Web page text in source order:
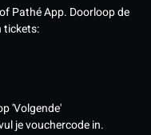
Pathé App. Doorloop de
tickets:
'Volgende'
je vouchercode in.